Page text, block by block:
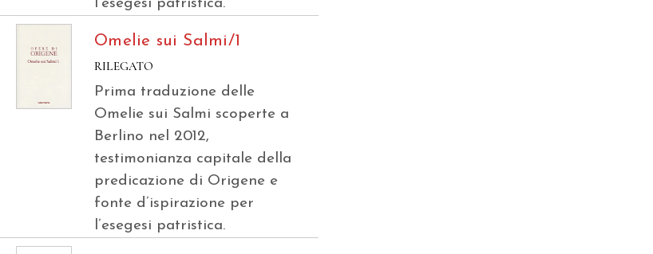
l’esegesi patristica.
Omelie sui Salmi/1
RILEGATO
Prima traduzione delle
Omelie sui Salmi scoperte a
Berlino nel 2012,
testimonianza capitale della
predicazione di Origene e
fonte d’ispirazione per
l’esegesi patristica.